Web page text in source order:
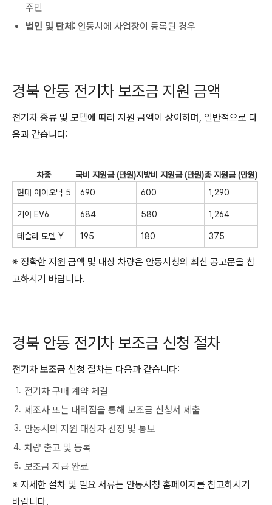
주민
법인 및 단체: 안동시에 사업장이 등록된 경우
경북 안동 전기차 보조금 지원 금액
전기차 종류 및 모델에 따라 지원 금액이 상이하며, 일반적으로 다
음과 같습니다:
차종 국비 지원금 (만원)지방비 지원금 (만원)총 지원금 (만원)
현대 아이오닉 5
690 600 1,290
기아 EV6 684 580 1,264
테슬라 모델 Y 195 180 375
※ 정확한 지원 금액 및 대상 차량은 안동시청의 최신 공고문을 참
고하시기 바랍니다.
경북 안동 전기차 보조금 신청 절차
전기차 보조금 신청 절차는 다음과 같습니다:
전기차 구매 계약 체결
제조사 또는 대리점을 통해 보조금 신청서 제출
안동시의 지원 대상자 선정 및 통보
차량 출고 및 등록
보조금 지급 완료
※ 자세한 절차 및 필요 서류는 안동시청 홈페이지를 참고하시기
바랍니다.